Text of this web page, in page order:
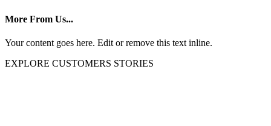
More From Us...
Your content goes here. Edit or remove this text inline.
EXPLORE CUSTOMERS STORIES